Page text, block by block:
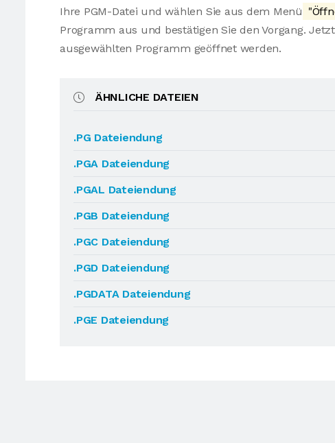
Ihre PGM-Datei und wählen Sie aus dem Menü
Programm aus und bestätigen Sie den Vorgang.
ausgewählten Programm geöffnet werden.
ÄHNLICHE DATEIEN
.PG Dateiendung
.PGA Dateiendung
.PGAL Dateiendung
.PGB Dateiendung
.PGC Dateiendung
.PGD Dateiendung
.PGDATA Dateiendung
.PGE Dateiendung